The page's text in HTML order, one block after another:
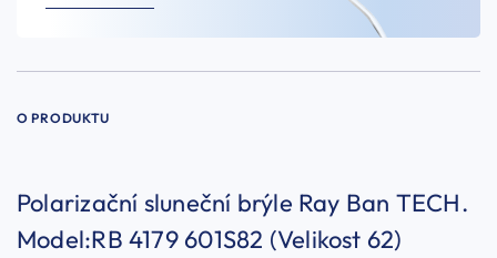
O PRODUKTU
Polarizační sluneční brýle Ray Ban TECH.
Model:RB 4179 601S82 (Velikost 62)